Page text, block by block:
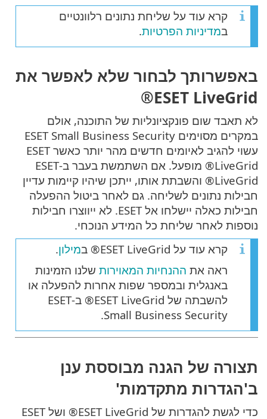
קרא עוד על שליחת נתונים רלוונטיים
במדיניות הפרטיות.
באפשרותך לבחור שלא לאפשר את
ESET LiveGrid®
לא תאבד שום פונקציונליות של התוכנה, אולם
במקרים מסוימים ESET Small Business Security
עשוי להגיב לאיומים חדשים מהר יותר כאשר ESET
LiveGrid® מופעל. אם השתמשת בעבר ב-ESET
LiveGrid® והשבתת אותו, ייתכן שיהיו קיימות עדיין
חבילות נתונים לשליחה. גם לאחר ביטול ההפעלה
חבילות כאלה יישלחו אל ESET. לא ייווצרו חבילות
נוספות לאחר שליחת כל המידע הנוכחי.
קרא עוד על ESET LiveGrid® ב
מילון.
ראה את ההנחיות המאוירות שלנו הזמינות
באנגלית ובמספר שפות אחרות להפעלה או
להשבתה של ESET LiveGrid® ב-ESET
Small Business Security.
תצורה של הגנה מבוססת ענן
ב'הגדרות מתקדמות'
כדי לגשת להגדרות של ESET LiveGrid® ושל ESET